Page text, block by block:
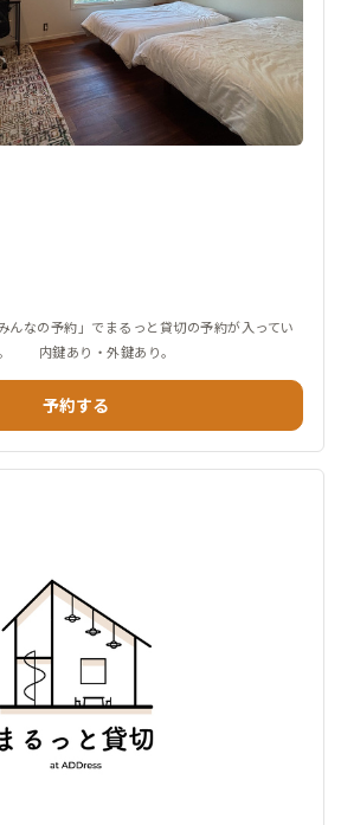
んなの予約」でまるっと貸切の予約が入ってい
内鍵あり・外鍵あり。
予約する